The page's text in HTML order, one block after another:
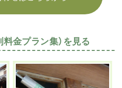
金プラン集）を見る